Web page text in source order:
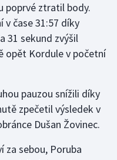
poprvé ztratil body.
čase 31:57 díky
31 sekund zvýšil
opět Kordule v početní
pauzou snížili díky
zpečetil výsledek v
Dušan Žovinec.
za sebou, Poruba